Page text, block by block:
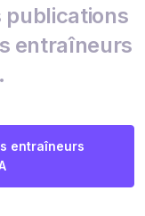
publications
entraîneurs
entraîneurs